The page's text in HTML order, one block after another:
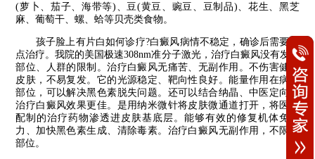
(萝卜、茄子、海带等)、豆(黄豆、豌豆、豆制品)、花生、黑芝
麻、葡萄干、螺、蛤等贝壳类食物。
孩子脸上有片白如何诊疗?白癜风病情不稳定，确诊后需要早
点治疗。我院的美国极速308nm准分子激光，治疗白癜风没有发病
部位、人群的限制。治疗白癜风无痛苦、无副作用。不伤害健康
皮肤，不易复发。它的光源稳定、靶向性良好。能量作用在病灶
部位，可以解决黑色素脱失问题。还可以结合纳晶、中医定向，
治疗白癜风效果更佳。是用纳米微针将皮肤微通道打开，将医生
配制的治疗药物渗透进皮肤基底层。能够有效的修复机体免疫
力、加快黑色素生成、清除毒素。治疗白癜风无副作用，不限制
部位。